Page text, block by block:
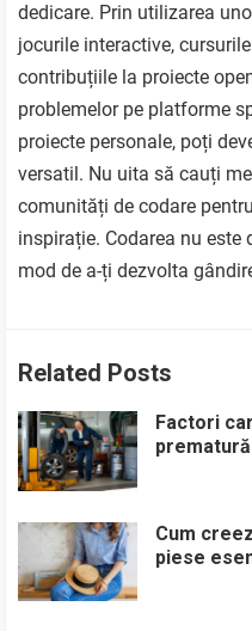
dedicare. Prin utilizarea
jocurile interactive,
contribuțiile la proiecte
problemelor pe platforme
proiecte personale, poți
versatil. Nu uita să cauți
comunități de codare
inspirație. Codarea nu
mod de a-ți dezvolta
Related Posts
Factori
Cum
piese